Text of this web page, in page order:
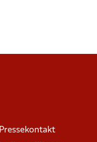
Pressekontakt